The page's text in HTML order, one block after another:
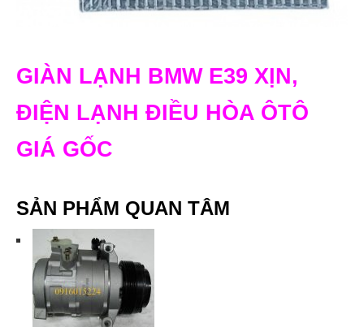
GIÀN LẠNH BMW E39 XỊN,
ĐIỆN LẠNH ĐIỀU HÒA ÔTÔ
GIÁ GỐC
SẢN PHẨM QUAN TÂM